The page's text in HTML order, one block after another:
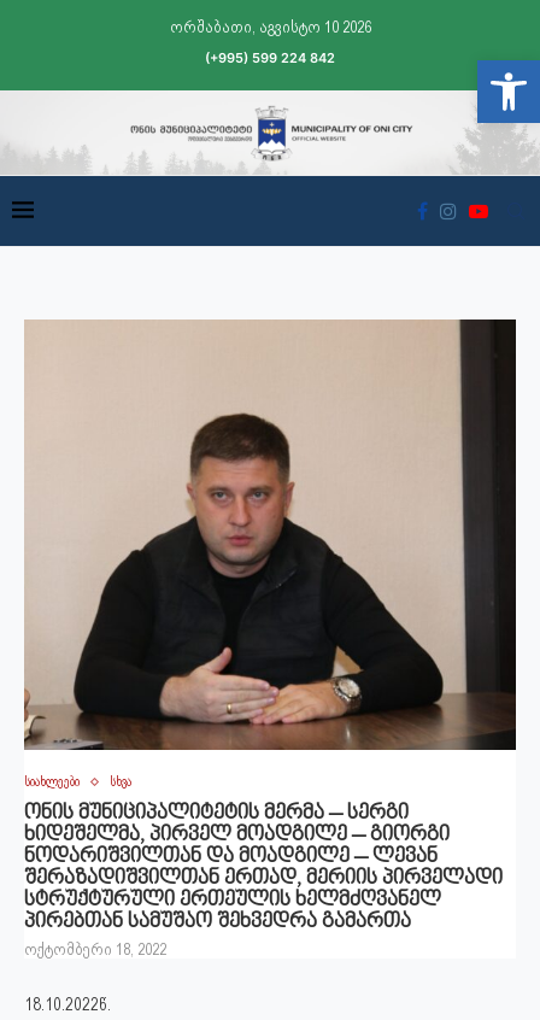
ორშაბათი, აგვისტო 10 2026
(+995) 599 224 842
სიახლეები სხვა
ონის მუნიციპალიტეტის მერმა – სერგი
ხიდეშელმა, პირველ მოადგილე – გიორგი
ნოდარიშვილთან და მოადგილე – ლევან
შერაზადიშვილთან ერთად, მერიის პირველადი
სტრუქტურული ერთეულის ხელმძღვანელ
პირებთან სამუშაო შეხვედრა გამართა
ოქტომბერი 18, 2022
18.10.2022წ.